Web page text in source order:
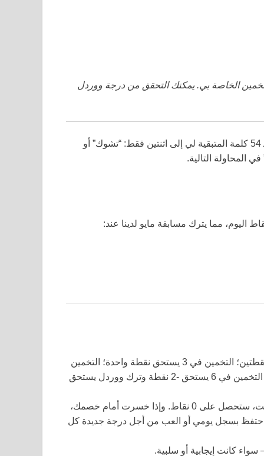
الخاصة بي. يمكنك التحقق من درجة ووردل
كانت جريمة تخمينًا قويًا جدًا في البداية وقلصت كلمة “لانكي” الـ 54 كلمة المتبقية لي إلى اثنتين فقط: “تشوك” أو
التالية.
اليوم، مما يترك مسابقة مايو لدينا عند:
التخمين في 1 يستحق 3 نقاط؛ التخمين في 2 يستحق نقطتين؛ التخمين في 3 يستحق نقطة واحدة؛ التخمين
في 4 يستحق 0 نقاط؛ التخمين في 5 يستحق -1 نقطة؛ التخمين في 6 يستحق -2 نقطة وترك ووردل يستحق
إذا هزمت خصمك، ستحصل على نقطة واحدة. إذا تعادلت، ستحصل على 0 نقاط. وإذا خسرت أمام خصمك،
احتفظ بسجل يومي أو العب من أجل درجة جديدة كل